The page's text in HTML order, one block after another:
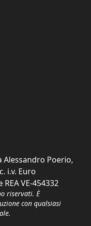
Alessandro Poerio,
i.v. Euro
REA VE-454332
riservati. È
con qualsiasi